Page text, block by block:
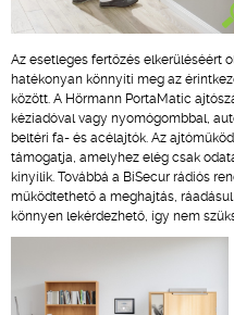
Az esetleges fertőzés elkerüléséért
hatékonyan könnyíti meg az
között. A Hörmann PortaMatic
kéziadóval vagy nyomógombbal,
beltéri fa- és acélajtók. Az
támogatja, amelyhez elég csak
kinyílik. Továbbá a BiSecur rádiós
működtethető a meghajtás,
könnyen lekérdezhető, így nem